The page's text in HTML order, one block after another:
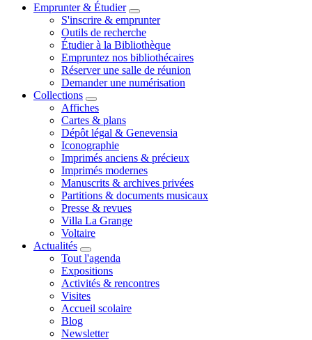
Emprunter & Étudier
S'inscrire & emprunter
Outils de recherche
Étudier à la Bibliothèque
Empruntez nos bibliothécaires
Réserver une salle de réunion
Demander une numérisation
Collections
Affiches
Cartes & plans
Dépôt légal & Genevensia
Iconographie
Imprimés anciens & précieux
Imprimés modernes
Manuscrits & archives privées
Partitions & documents musicaux
Presse & revues
Villa La Grange
Voltaire
Actualités
Tout l'agenda
Expositions
Activités & rencontres
Visites
Accueil scolaire
Blog
Newsletter